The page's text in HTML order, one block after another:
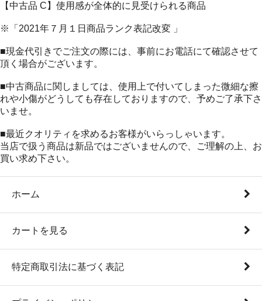
【中古品 C】使用感が全体的に見受けられる商品
※「2021年７月１日商品ランク表記改変 」
■現金代引きでご注文の際には、事前にお電話にて確認させて
頂く場合がございます。
■中古商品に関しましては、使用上で付いてしまった微細な擦
れや小傷がどうしても存在しておりますので、予めご了承下さ
いませ。
■最近クオリティを求めるお客様がいらっしゃいます。
当店で扱う商品は新品ではございませんので、ご理解の上、お
買い求め下さい。
ホーム
カートを見る
特定商取引法に基づく表記